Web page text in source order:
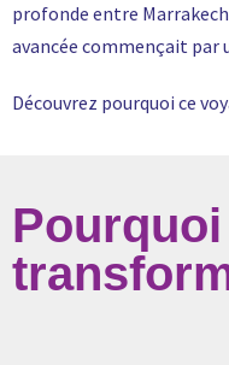
profonde entre
avancée commençait par
Découvrez pourquoi ce